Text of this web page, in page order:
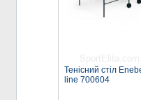
Тенісний стіл
line 700604